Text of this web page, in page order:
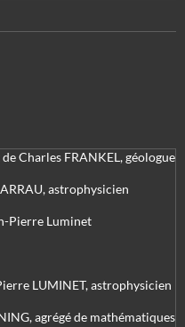
Charles FRANKEL, géologue
astrophysicien
Pierre Luminet
LUMINET, astrophysicien
agrégé de mathématiques